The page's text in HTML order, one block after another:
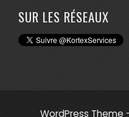
SUR LES RÉSEAUX
WordPress Theme